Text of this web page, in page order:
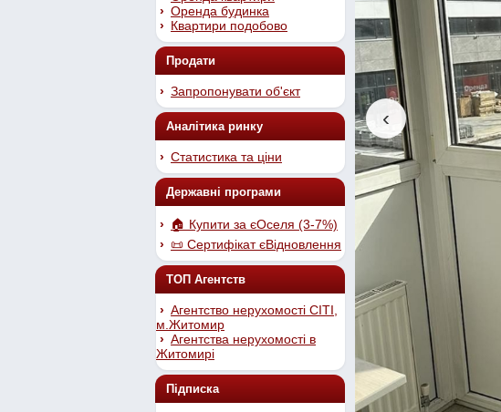
Оренда будинка
Квартири подобово
Продати
Запропонувати об'єкт
Аналітика ринку
Статистика та ціни
Державні програми
🏠 Купити за єОселя (3-7%)
📜 Сертифікат єВідновлення
ТОП Агентств
Агентство нерухомості СІТІ,
м.Житомир
Агентства нерухомості в
Житомирі
Підписка
‹